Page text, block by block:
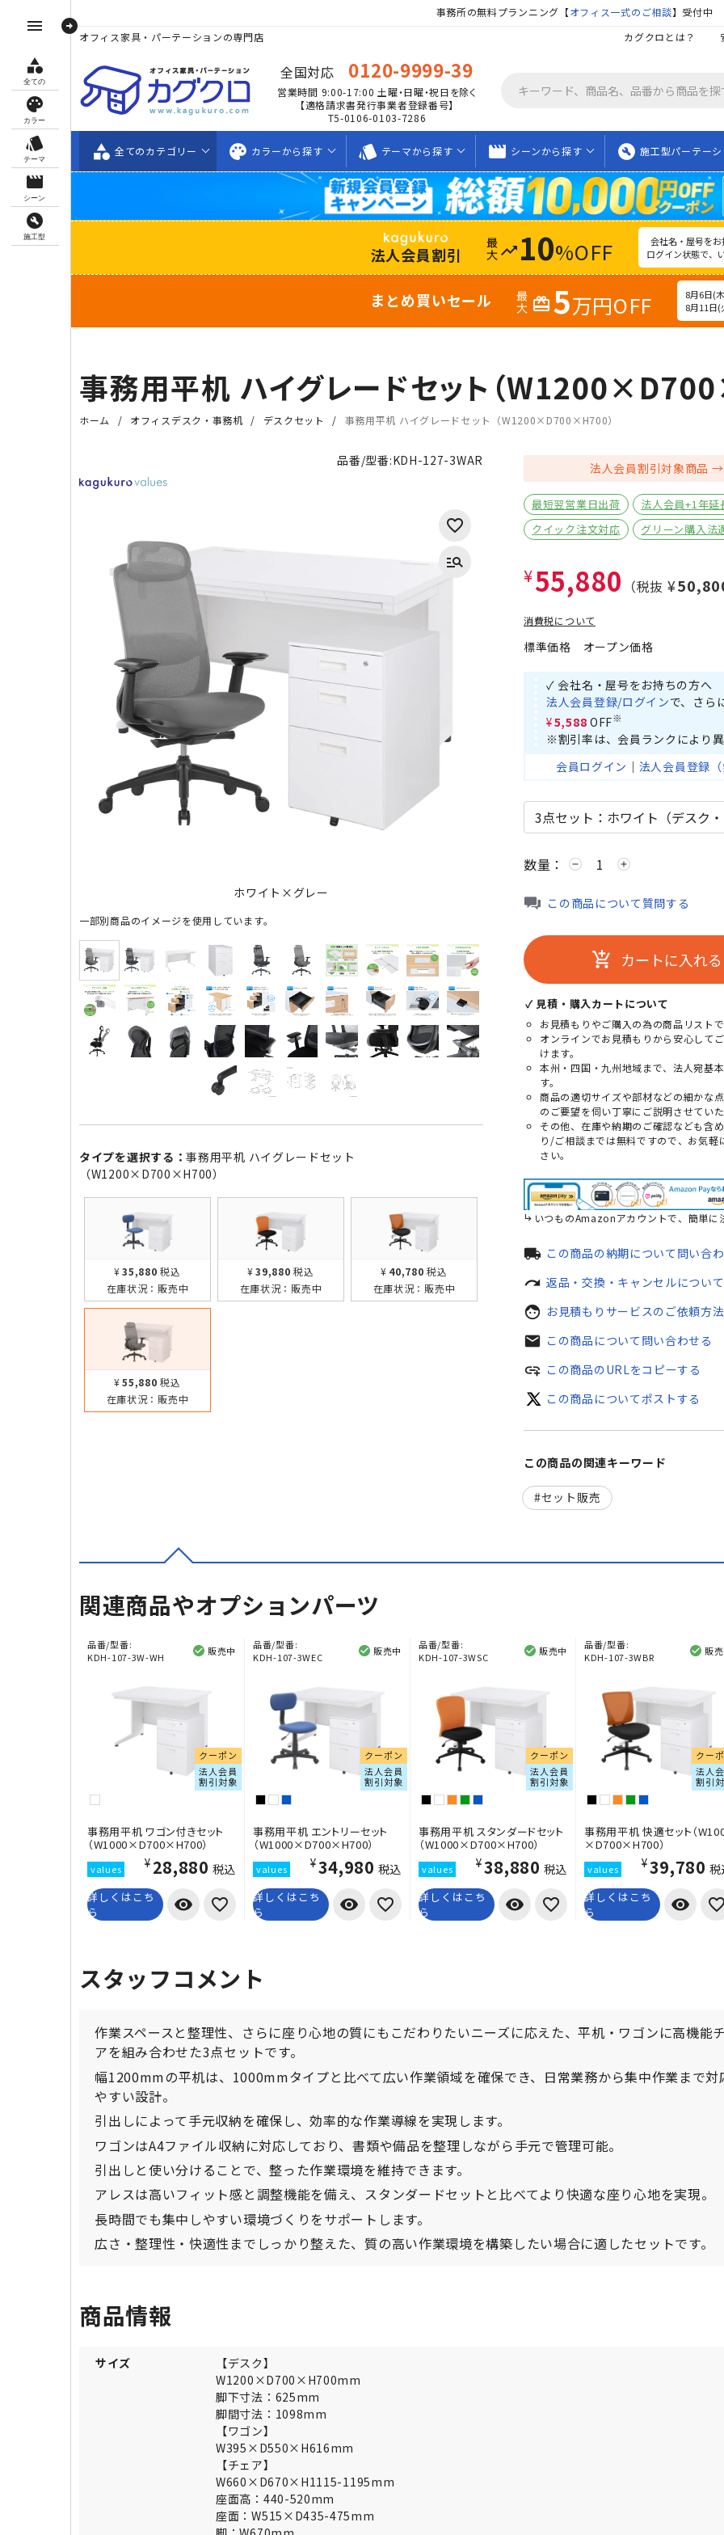
menu arrow_circle_right
category
全ての
palette
カラー
style
テーマ
movie_creation
シーン
build_circle
施工型
事務所の無料プランニング【オフィス一式のご相談】受付中
オフィス家具・パーテーションの専門店
カグクロとは？
全国対応 0120-9999-39
営業時間 9:00-17:00 土曜・日曜・祝日を除く
【適格請求書発行事業者登録番号】
T5-0106-0103-7286
category 全てのカテゴリー palette カラーから探す style テーマから探す movie_creation シーンから探す build_circle 施工型パーテー
法人会員割引 trending_up 10%OFF
会社名・屋号を
ログイン状態で、
まとめ買いセール redeem 5万円OFF
8月6日(
8月11日(
事務用平机 ハイグレードセット（
ホーム オフィスデスク・事務机 デスクセット 事務用平机 ハイグレードセット（W1200×D700×H700）
品番/型番:KDH-127-3WAR
ホワイト×グレー
一部別商品のイメージを使用しています。
タイプを選択する：事務用平机 ハイグレードセット
（W1200×D700×H700）
¥35,880 税込
在庫状況： 販売中
¥39,880 税込
在庫状況： 販売中
¥40,780 税込
在庫状況： 販売中
¥55,880 税込
在庫状況： 販売中
法人会員割引対象商品
最短翌営業日出荷
法人会員+1年延
クイック注文対応
グリーン購入法
¥55,880 （税抜
消費税について
標準価格 オープン価格
✓ 会社名・屋号をお持ちの方へ
法人会員登録/ログインで、さら
¥5,588 OFF※
※割引率は、会員ランクにより異
会員ログイン ｜ 法人会員登録（
数量： remove add
この商品について質問する
add_shopping_cart カートに入れる
✓ 見積・購入カートについて
お見積もりやご購入の為の商品リストで
オンラインでお見積もりから安心して
けます。
本州・四国・九州地域まで、法人宛基
す。
商品の適切サイズや部材などの細かな
のご要望を伺い丁寧にご説明させていた
その他、在庫や納期のご確認なども含
り/ご相談までは無料ですので、お気軽
さい。
いつものAmazonアカウントで、簡単に
local_shipping この商品の納期について問い合
redo 返品・交換・キャンセルについて
face お見積もりサービスのご依頼方法
mail この商品について問い合わせる
add_link この商品のURLをコピーする
この商品についてポストする
この商品の関連キーワード
セット販売
関連商品やオプションパーツ
品番/型番:
KDH-107-3W-WH
販売中
クーポン
法人会員
割引対象
事務用平机 ワゴン付きセット
（W1000×D700×H700）
¥28,880 税込
詳しくはこち
ら
visibility
品番/型番:
KDH-107-3WEC
販売中
クーポン
法人会員
割引対象
事務用平机 エントリーセット
（W1000×D700×H700）
¥34,980 税込
詳しくはこち
ら
visibility
品番/型番:
KDH-107-3WSC
販売中
クーポン
法人会員
割引対象
事務用平机 スタンダードセット
（W1000×D700×H700）
¥38,880 税込
詳しくはこち
ら
visibility
品番/型番:
KDH-107-3WBR
販
クー
法人
割引
事務用平机 快適セット（
×D700×H700）
¥39,780 税
詳しくはこち
ら
visibility
スタッフコメント
作業スペースと整理性、さらに座り心地の質にもこだわりたいニーズに応えた、平机・ワゴンに高機能
アを組み合わせた3点セットです。
幅1200mmの平机は、1000mmタイプと比べて広い作業領域を確保でき、日常業務から集中作業まで対
やすい設計。
引出しによって手元収納を確保し、効率的な作業導線を実現します。
ワゴンはA4ファイル収納に対応しており、書類や備品を整理しながら手元で管理可能。
引出しと使い分けることで、整った作業環境を維持できます。
アレスは高いフィット感と調整機能を備え、スタンダードセットと比べてより快適な座り心地を実現。
長時間でも集中しやすい環境づくりをサポートします。
広さ・整理性・快適性までしっかり整えた、質の高い作業環境を構築したい場合に適したセットです。
商品情報
サイズ
【デスク】
W1200×D700×H700mm
脚下寸法：625mm
脚間寸法：1098mm
【ワゴン】
W395×D550×H616mm
【チェア】
W660×D670×H1115-1195mm
座面高：440-520mm
座面：W515×D435-475mm